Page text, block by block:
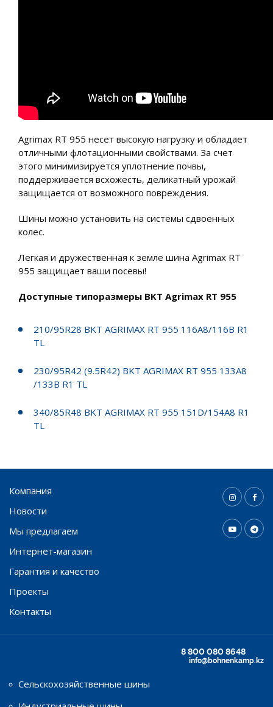
Agrimax RT 955 несет высокую нагрузку и обладает
отличными флотационными свойствами. За счет
этого минимизируется уплотнение почвы,
поддерживается всхожесть, деликатный урожай
защищается от возможного повреждения.
Шины можно установить на системы сдвоенных
колес.
Легкая и дружественная к земле шина Agrimax RT
955 защищает ваши посевы!
Доступные типоразмеры BKT Agrimax RT 955
210/95R28 BKT AGRIMAX RT 955 116A8/116B R1
TL
230/95R42 (9.5R42) BKT AGRIMAX RT 955 133A8
/133B R1 TL
340/85R48 BKT AGRIMAX RT 955 151D/154A8 R1
TL
Компания
Новости
Мы предлагаем
Интернет-магазин
Гарантия и качество
Проекты
Контакты
8 800 080 8648
info@bohnenkamp.kz
Сельскохозяйственные шины